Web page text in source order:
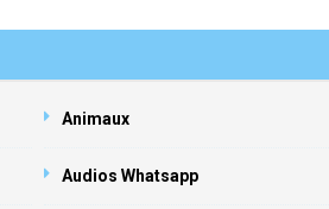
Animaux
Audios Whatsapp